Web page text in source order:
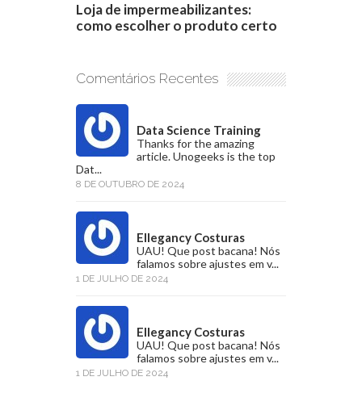
Loja de impermeabilizantes:
como escolher o produto certo
Comentários Recentes
Data Science Training
Thanks for the amazing
article. Unogeeks is the top
Dat...
8 DE OUTUBRO DE 2024
Ellegancy Costuras
UAU! Que post bacana! Nós
falamos sobre ajustes em v...
1 DE JULHO DE 2024
Ellegancy Costuras
UAU! Que post bacana! Nós
falamos sobre ajustes em v...
1 DE JULHO DE 2024